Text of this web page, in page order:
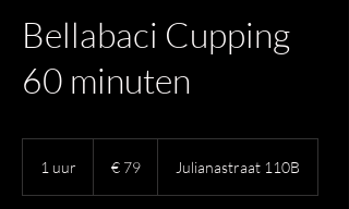
Bellabaci Cupping
60 minuten
1 uur € 79 Julianastraat 110B